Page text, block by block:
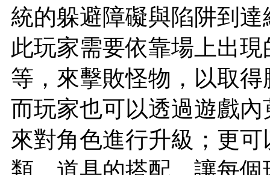
統的躲避障礙與陷阱到
此玩家需要依靠場上出
等，來擊敗怪物，以取得
而玩家也可以透過遊戲
來對角色進行升級；更